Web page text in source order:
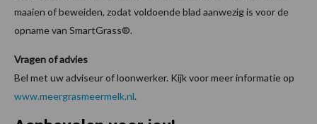
maaien of beweiden, zodat voldoende blad aanwezig is voor de
opname van SmartGrass®.
Vragen of advies
Bel met uw adviseur of loonwerker. Kijk voor meer informatie op
www.meergrasmeermelk.nl.